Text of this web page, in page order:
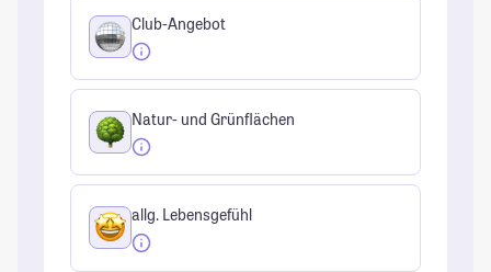
Club-Angebot
Natur- und Grünflächen
allg. Lebensgefühl